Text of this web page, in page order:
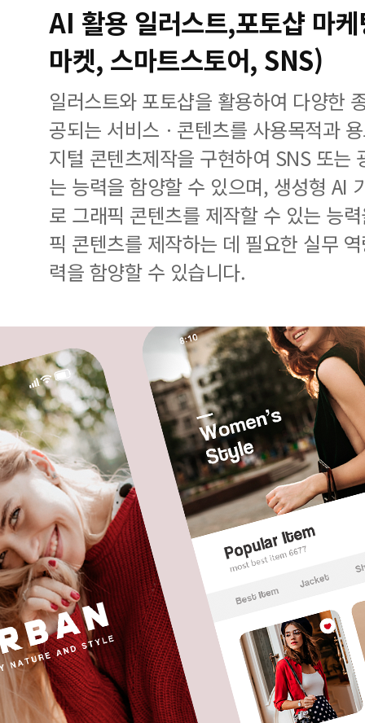
AI 활용 일러스트,포토샵 마
마켓, 스마트스토어, SNS)
일러스트와 포토샵을 활용하여 다양한
공되는 서비스ㆍ콘텐츠를 사용목적과
지털 콘텐츠제작을 구현하여 SNS 또는
는 능력을 함양할 수 있으며, 생성형 AI
로 그래픽 콘텐츠를 제작할 수 있는 능
픽 콘텐츠를 제작하는 데 필요한 실무
력을 함양할 수 있습니다.